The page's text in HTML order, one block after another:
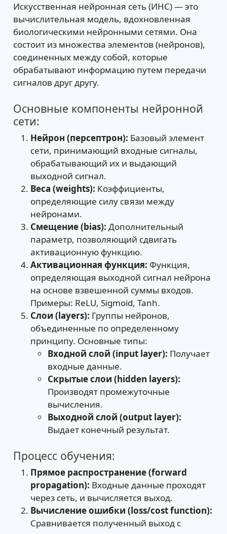
Искусственная нейронная сеть (ИНС) — это
вычислительная модель, вдохновленная
биологическими нейронными сетями. Она
состоит из множества элементов (нейронов),
соединенных между собой, которые
обрабатывают информацию путем передачи
сигналов друг другу.
Основные компоненты нейронной
сети:
Нейрон (персептрон): Базовый элемент
сети, принимающий входные сигналы,
обрабатывающий их и выдающий
выходной сигнал.
Веса (weights): Коэффициенты,
определяющие силу связи между
нейронами.
Смещение (bias): Дополнительный
параметр, позволяющий сдвигать
активационную функцию.
Активационная функция: Функция,
определяющая выходной сигнал нейрона
на основе взвешенной суммы входов.
Примеры: ReLU, Sigmoid, Tanh.
Слои (layers): Группы нейронов,
объединенные по определенному
принципу. Основные типы:
Входной слой (input layer): Получает
входные данные.
Скрытые слои (hidden layers):
Производят промежуточные
вычисления.
Выходной слой (output layer):
Выдает конечный результат.
Процесс обучения:
Прямое распространение (forward
propagation): Входные данные проходят
через сеть, и вычисляется выход.
Вычисление ошибки (loss/cost function):
Сравнивается полученный выход с